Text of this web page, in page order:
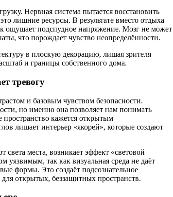
Нервная система пытается восстановить
лишние ресурсы. В результате вместо отдыха
ощущает подспудное напряжение. Мозг не может
что порождает чувство неопределённости.
в плоскую декорацию, лишая зрителя
и границы собственного дома.
тревогу
и базовым чувством безопасности.
но именно она позволяет нам понимать
кажется открытым
лишает интерьер «якорей», которые создают
света места, возникает эффект «световой
уязвимым, так как визуальная среда не даёт
формы. Это создаёт подсознательное
открытых, беззащитных пространств.